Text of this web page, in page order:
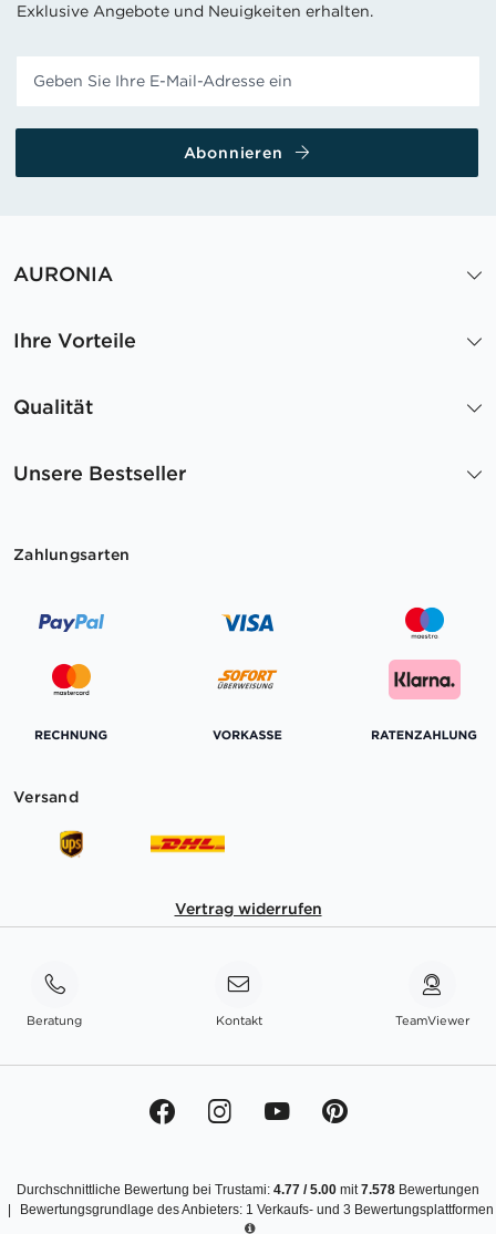
Exklusive Angebote und Neuigkeiten erhalten.
Abonnieren
AURONIA
Ihre Vorteile
Qualität
Unsere Bestseller
Zahlungsarten
Versand
Vertrag widerrufen
Beratung Kontakt TeamViewer
Durchschnittliche Bewertung bei Trustami: 4.77 /5.00 mit7.578 Bewertungen
Bewertungsgrundlage des Anbieters: 1 Verkaufs- und 3 Bewertungsplattformen